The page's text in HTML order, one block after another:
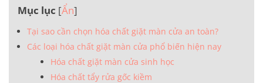
Mục lục [Ẩn]
Tại sao cần chọn hóa chất giặt màn cửa an toàn?
Các loại hóa chất giặt màn cửa phổ biến hiện nay
Hóa chất giặt màn cửa sinh học
Hóa chất tẩy rửa gốc kiềm